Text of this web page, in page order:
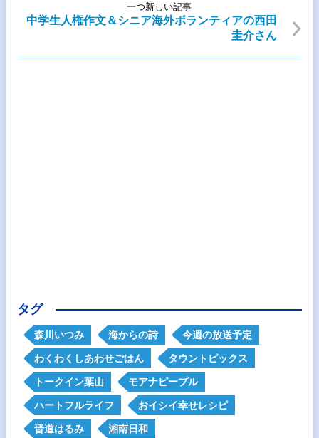
一つ新しい記事
中学生人権作文＆シニア海外ボランティアの西田
圭介さん
タグ
森川いつみ 海からの詩 今週の放送予定
わくわくしあわせごはん タウントピックス
トークイン葉山 モアナピープル
ハートフルライフ おイシイ幸せレシピ
晋道はるみ 湘南日和